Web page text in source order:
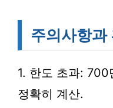
주의사항과
1. 한도 초과: 700
정확히 계산.